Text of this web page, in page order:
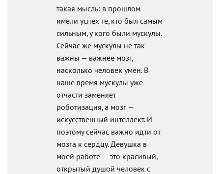
такая мысль: в прошлом
имели успех те, кто был самым
сильным, у кого были мускулы.
Сейчас же мускулы не так
важны — важнее мозг,
насколько человек умён. В
наше время мускулы уже
отчасти заменяет
роботизация, а мозг —
искусственный интеллект. И
поэтому сейчас важно идти от
мозга к сердцу. Девушка в
моей работе — это красивый,
открытый душой человек с